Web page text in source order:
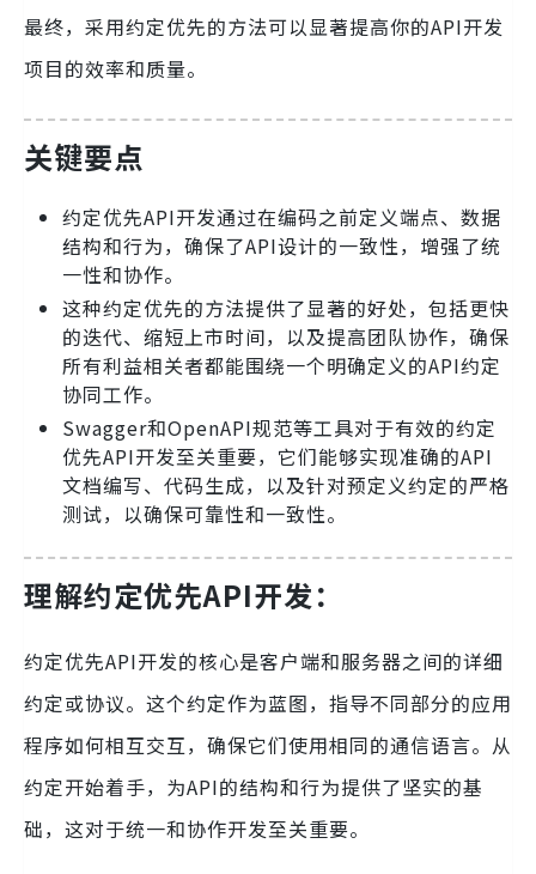
最终，采用约定优先的方法可以显著提高你的API开发
项目的效率和质量。
关键要点
约定优先API开发通过在编码之前定义端点、数据
结构和行为，确保了API设计的一致性，增强了统
一性和协作。
这种约定优先的方法提供了显著的好处，包括更快
的迭代、缩短上市时间，以及提高团队协作，确保
所有利益相关者都能围绕一个明确定义的API约定
协同工作。
Swagger和OpenAPI规范等工具对于有效的约定
优先API开发至关重要，它们能够实现准确的API
文档编写、代码生成，以及针对预定义约定的严格
测试，以确保可靠性和一致性。
理解约定优先API开发：
约定优先API开发的核心是客户端和服务器之间的详细
约定或协议。这个约定作为蓝图，指导不同部分的应用
程序如何相互交互，确保它们使用相同的通信语言。从
约定开始着手，为API的结构和行为提供了坚实的基
础，这对于统一和协作开发至关重要。